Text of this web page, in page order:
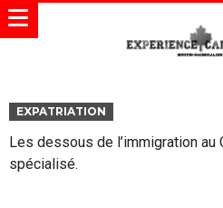
EXPATRIATION
Les dessous de l’immigration au
spécialisé.